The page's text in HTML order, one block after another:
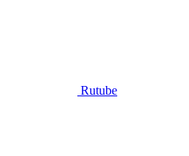
Rutube